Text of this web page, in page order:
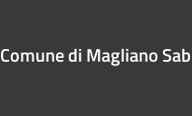
Comune di Magliano